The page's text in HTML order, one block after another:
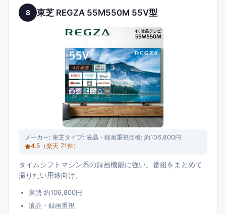
8 東芝 REGZA 55M550M 55V型
メーカー: 東芝タイプ: 液晶・録画重視価格: 約106,800円
4.5 （楽天 71件）
タイムシフトマシン系の録画機能に強い。番組をまとめて
撮りたい用途向け。
実勢 約106,800円
液晶・録画重視